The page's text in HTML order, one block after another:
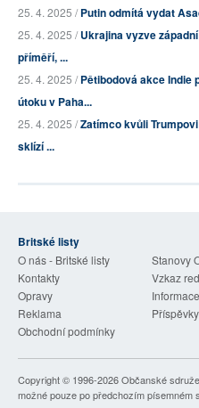
25. 4. 2025 /Putin odmítá vydat
25. 4. 2025 /Ukrajina vyzve
příměří, ...
25. 4. 2025 /Pětibodová akce
útoku v Paha...
25. 4. 2025 /Zatímco kvůli
sklízí ...
Britské listy
O nás - Britské listy
Stanovy
Kontakty
Vzkaz
Opravy
Reklama
Příspěvky
Obchodní podmínky
Copyright © 1996-2026Občanské
možné pouze po předchozím písemném